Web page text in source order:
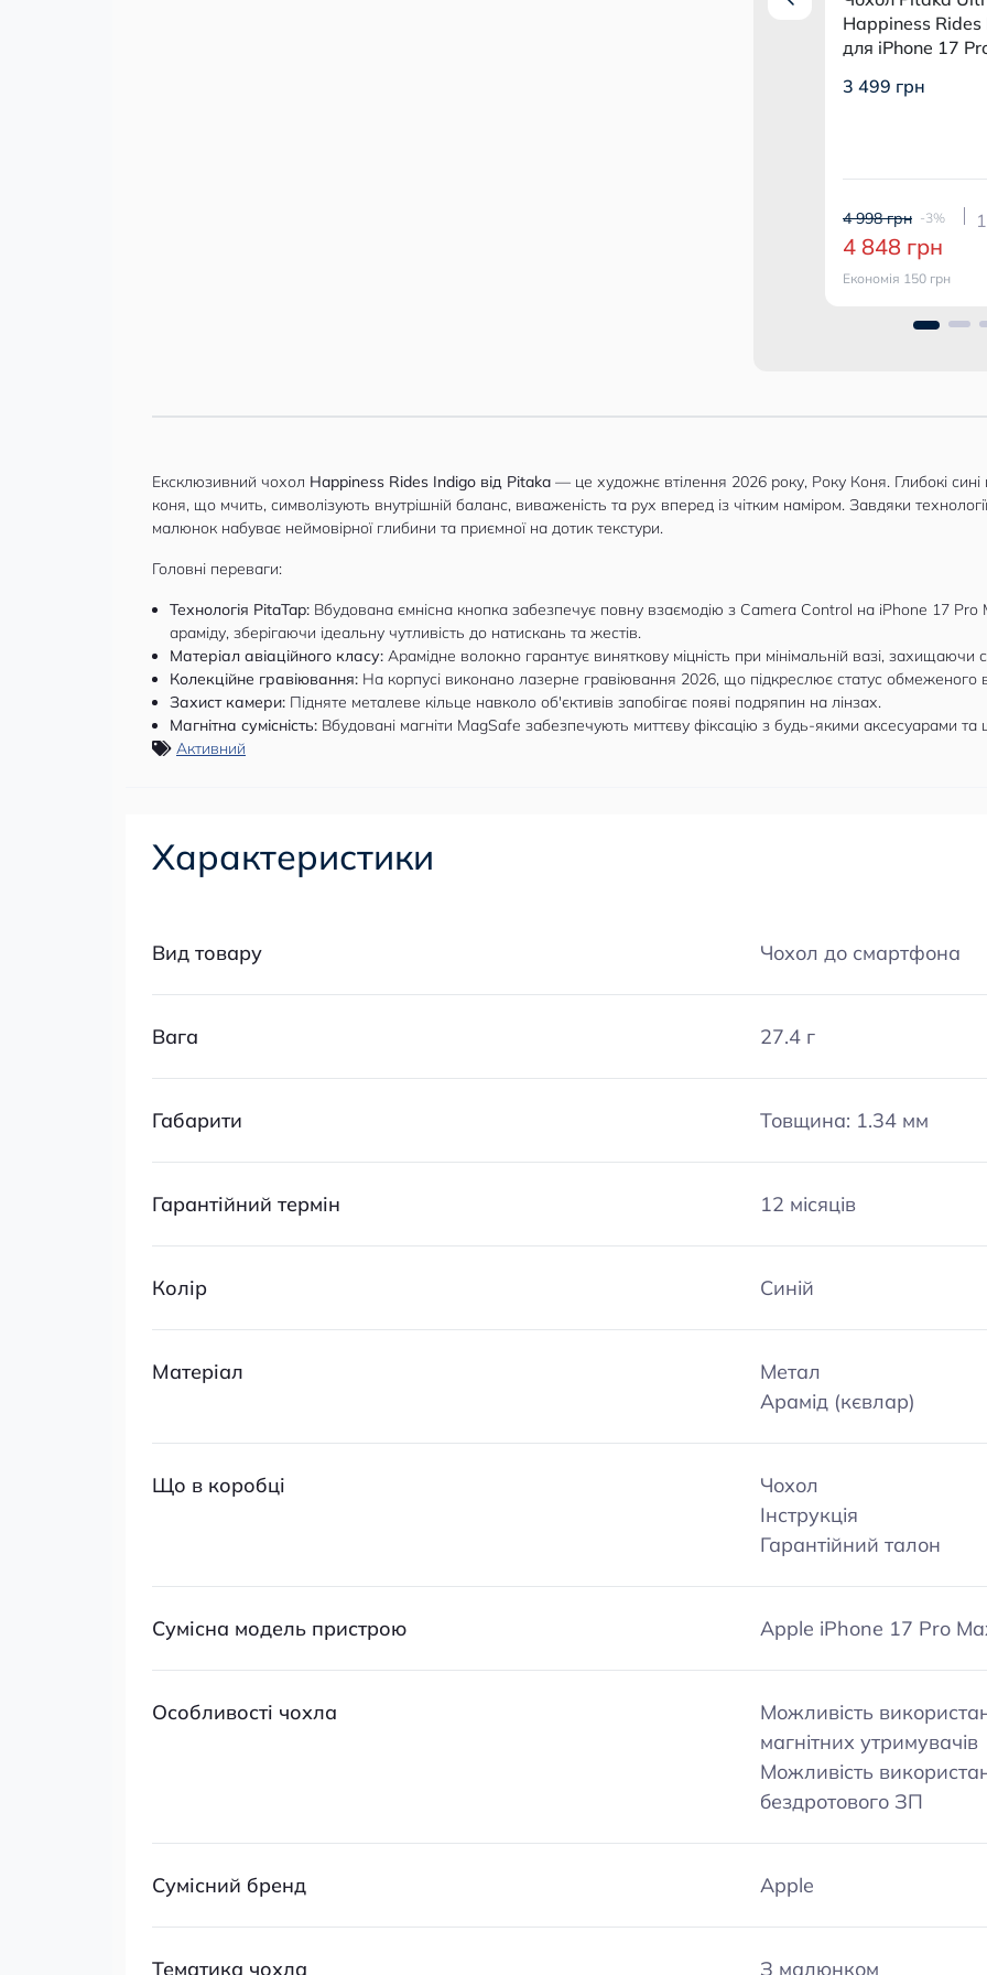
Happiness Rides
для iPhone 17
3 499 грн
4 998 грн -3%
4 848 грн
Економія 150 грн
Ексклюзивний чохол Happiness Rides Indigo від Pitaka — це художнє втілення 2026 року, Року Коня. Глибокі сині
коня, що мчить, символізують внутрішній баланс, виваженість та рух вперед із чітким наміром. Завдяки
малюнок набуває неймовірної глибини та приємної на дотик текстури.
Головні переваги:
Технологія PitaTap: Вбудована ємнісна кнопка забезпечує повну взаємодію з Camera Control на iPhone 17
араміду, зберігаючи ідеальну чутливість до натискань та жестів.
Матеріал авіаційного класу: Арамідне волокно гарантує виняткову міцність при мінімальній вазі,
Колекційне гравіювання: На корпусі виконано лазерне гравіювання 2026, що підкреслює статус обмеженого
Захист камери: Підняте металеве кільце навколо об'єктивів запобігає появі подряпин на лінзах.
Магнітна сумісність: Вбудовані магніти MagSafe забезпечують миттєву фіксацію з будь-якими аксесуарами
Активний
Характеристики
Вид товару Чохол до смартфона
Вага 27.4 г
Габарити Товщина: 1.34 мм
Гарантійний термін 12 місяців
Колір Синій
Матеріал
Метал
Арамід (кєвлар)
Що в коробці
Чохол
Інструкція
Гарантійний талон
Сумісна модель пристрою Apple iPhone 17 Pro
Особливості чохла
Можливість
магнітних утримувачів
Можливість
бездротового ЗП
Сумісний бренд Apple
Тематика чохла З малюнком